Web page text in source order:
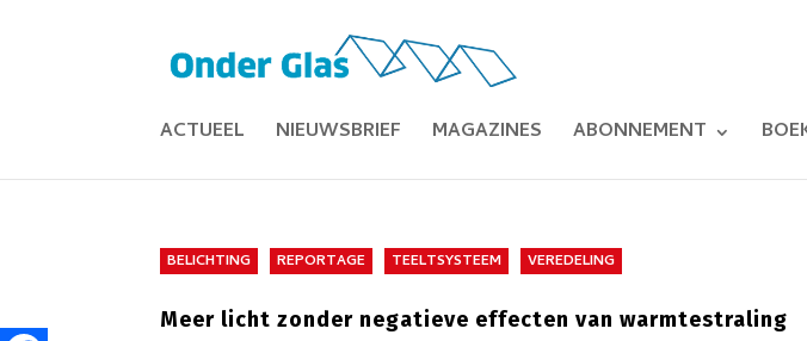
ACTUEEL NIEUWSBRIEF MAGAZINES ABONNEMENT
BELICHTING REPORTAGE TEELTSYSTEEM VEREDELING
Meer licht zonder negatieve effecten van warmtestraling